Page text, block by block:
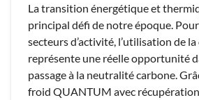
La transition énergétique et
principal défi de notre époque.
secteurs d’activité, l’utilisation de
représente une réelle opportunité
passage à la neutralité carbone.
froid QUANTUM avec